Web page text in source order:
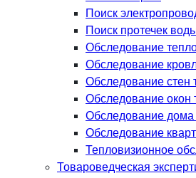
Поиск
Поиск протечек
Обследование
Обследование
Обследование стен
Обследование окон
Обследование дома
Обследование
Тепловизионное
Товароведческая